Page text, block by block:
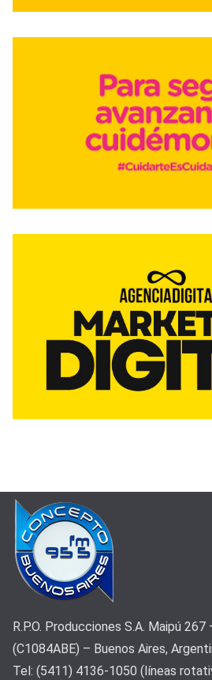
R.P.O. Producciones S.A. Maipú 267
(C1084ABE) – Buenos Aires,
Tel: (5411) 4136-1050 (líneas